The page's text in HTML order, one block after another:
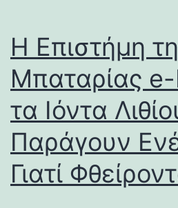
Η Επιστήμη
Μπαταρίας
τα Ιόντα
Παράγουν
Γιατί